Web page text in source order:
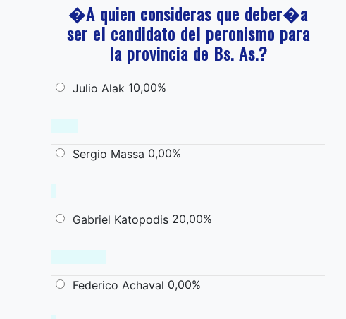
�A quien consideras que deber�a
ser el candidato del peronismo para
la provincia de Bs. As.?
Julio Alak 10,00%
Sergio Massa 0,00%
Gabriel Katopodis 20,00%
Federico Achaval 0,00%